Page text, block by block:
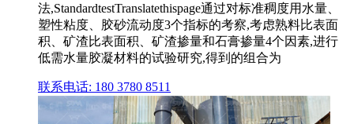
法,StandardtestTranslatethispage通过对标准稠度用水量、
塑性粘度、胶砂流动度3个指标的考察,考虑熟料比表面
积、矿渣比表面积、矿渣掺量和石膏掺量4个因素,进行
低需水量胶凝材料的试验研究,得到的组合为
联系电话: 180 3780 8511